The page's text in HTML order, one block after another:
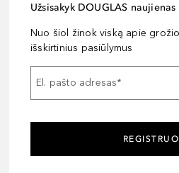
Užsisakyk DOUGLAS
Nuo šiol žinok viską apie
išskirtinius pasiūlymus
El. pašto adresas*